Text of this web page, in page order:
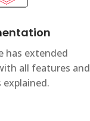
has extended
all features and